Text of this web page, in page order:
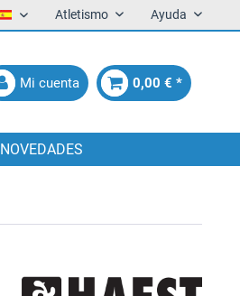
EspañolAtletismo Ayuda
Mi cuenta 0,00 € *
NOVEDADES